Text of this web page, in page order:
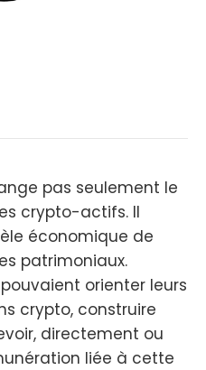
pas seulement le
crypto-actifs. Il
économique de
patrimoniaux.
orienter leurs
crypto, construire
directement ou
liée à cette